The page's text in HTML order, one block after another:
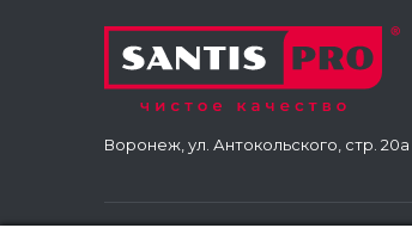
Воронеж, ул. Антокольского, стр. 20а